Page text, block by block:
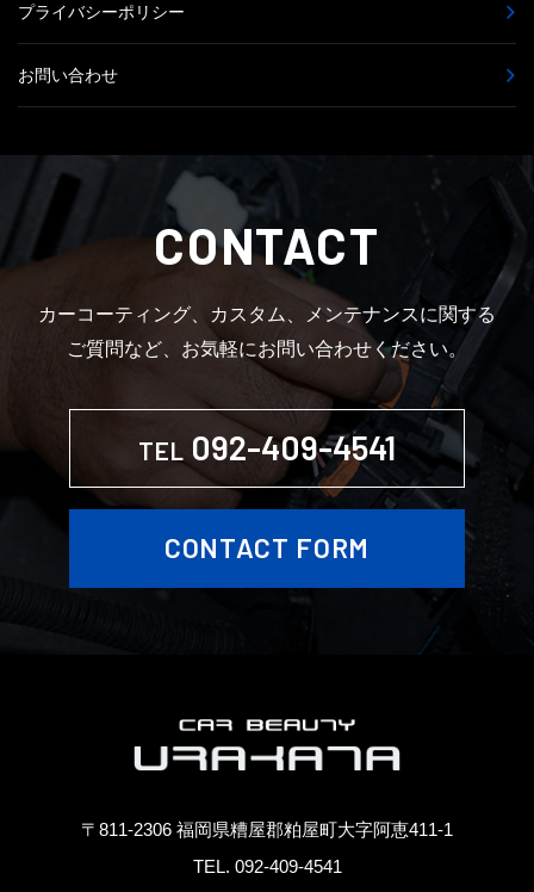
プライバシーポリシー
お問い合わせ
CONTACT
カーコーティング、カスタム、メンテナンスに関する
ご質問など、お気軽にお問い合わせください。
TEL 092-409-4541
CONTACT FORM
〒811-2306 福岡県糟屋郡粕屋町大字阿恵411-1
TEL. 092-409-4541